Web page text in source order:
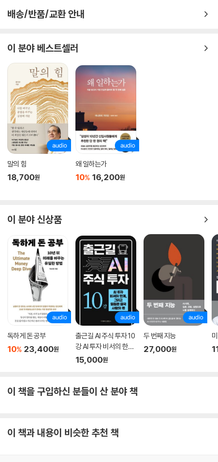
면 이해가 되도록 체계적으로 기술했다. 그의 설명과 해석은 (약간의 보완
다.
시장 자율이든 정부 간섭이든, 모든 경제행위는 임금, 지대, 이윤의 세 가
지 요소로 환원될 수 있다. 스미스가 정립한 이 기본 원리는 그 후 현대 경
제학의 출발점이 되었다. 스미스 이후, 임금 이론은 리카도의 『조세 및 경
제 원리』에서, 자본 이론은 마르크스의 『자본론』에서, 지대 이론은 헨리 조
지의 『진보와 빈곤』에서 각각 더 자세히 전개되었다. 부자들이 돈을 벌려
고 하는 것은 부의 과시를 위한 것이라는 스미스의 주장(『국부론』 제1권 11
장, 2절, “부의 최고 즐거움은 자기 과시”)은 소스타인 베블렌의 『유한계
와 공급의 완전 균형 이론은 나중에 케인스의 불균형 이론에 따라 보충되
었다. 케인스의 복지 국가 이론은 이미 『국부론』 제5권에서 씨앗이 뿌려져
거대한 부의 흐름이 바뀌는 원리와 동력을 꿰뚫어본
스미스 당시의 경제도 그 시대의 정치·군사·문화 배경과 긴밀히 연결되어
있었다. 책이 집필되던 시기, 100년 동안(1660-1760) 런던 대화재와 전
염병이 발생했고, 두 번의 네덜란드 전쟁, 명예혁명(1688년)으로 인한 혼
란, 아일랜드 전쟁, 네 번에 걸친 대(對) 프랑스 전쟁(1688, 1702, 1742,
1756년), 그리고 아메리카 식민지의 독립전쟁 등이 있었다.
이 책의 직접적인 배경으로는, 1756년에 시작된 7년 전쟁이 있다. 인도와
북아메리카에 대한 해외 무역이 『국부론』의 중요한 배경이므로 이 사건은
자주 등장한다. 그는 이 전쟁을 통해 국가가 무역을 관리하고 규제하는 것
보다, 개인의 경제 활동에 대한 자유를 보장하는 것이 국가의 부를 증가시
립전쟁에서 승리하는 데 결정적인 계기가 되었다. 이로 인해 국력이 쇠약
해진 프랑스는 1780년대 재정 위기를 맞이했고, 이를 계기로 1789년에
배송/반품/교환 안내
이 분야 베스트셀러
말의 힘
18,700원
왜 일하는가
10% 16,200원
이 분야 신상품
독하게 돈 공부
10% 23,400원
출근길 AI 주식 투자 10
강 AI 투자 비서의 한계,
그리고 결정은 결국 사
15,000원
두 번째 지능
27,000원
이 책을 구입하신 분들이 산 분야 책
이 책과 내용이 비슷한 추천 책